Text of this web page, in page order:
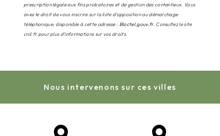
prescription légale aux fins probatoires et de gestion des contentieux. Vous
avez le droit de vous inscrire sur la liste d'opposition au démarchage
téléphonique, disponible à cette adresse : Bloctel.gouv.fr. Consultez le site
cnil.fr pour plus d’informations sur vos droits.
Nous intervenons sur ces villes